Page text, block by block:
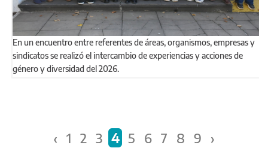
En un encuentro entre referentes de áreas, organismos, empresas y
sindicatos se realizó el intercambio de experiencias y acciones de
género y diversidad del 2026.
‹ 1 2 3 4 5 6 7 8 9 ›